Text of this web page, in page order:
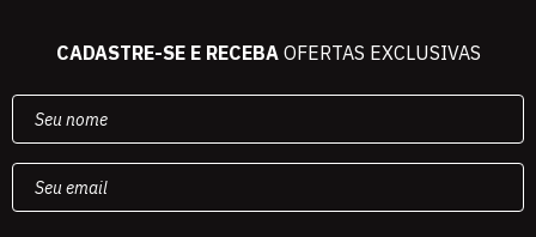
CADASTRE-SE E RECEBAOFERTAS EXCLUSIVAS